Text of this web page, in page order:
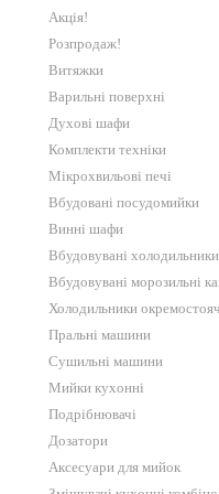
зручне механічне
три конфорки, які
популярністю і є дуже
будь-яку пору року та
стильний High-tech
Поради щодо
Насправді навіть
догляду. Завдяки цьому ви
ефективність
для будь-якихварильних
спробуйте
це скло. Також
рекомендується
не доведеться надалі
пошкоджень на
Акція!
Розпродаж!
Витяжки
Варильні поверхні
Духові шафи
Комплекти техніки
Мікрохвильові печі
Вбудовані посудомийки
Винні шафи
Вбудовувані холодильники
Вбудовувані морозильні
Холодильники
Пральні машини
Сушильні машини
Мийки кухонні
Подрібнювачі
Дозатори
Аксесуари для мийок